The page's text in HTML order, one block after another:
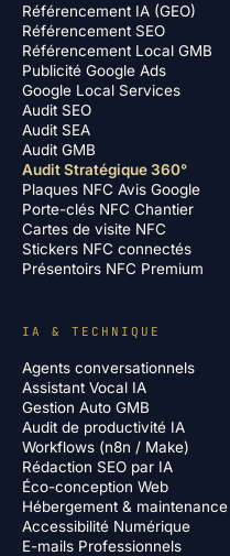
Référencement IA (GEO)
Référencement SEO
Référencement Local GMB
Publicité Google Ads
Google Local Services
Audit SEO
Audit SEA
Audit GMB
Audit Stratégique 360°
Plaques NFC Avis Google
Porte-clés NFC Chantier
Cartes de visite NFC
Stickers NFC connectés
Présentoirs NFC Premium
IA & TECHNIQUE
Agents conversationnels
Assistant Vocal IA
Gestion Auto GMB
Audit de productivité IA
Workflows (n8n / Make)
Rédaction SEO par IA
Éco-conception Web
Hébergement & maintenance
Accessibilité Numérique
E-mails Professionnels